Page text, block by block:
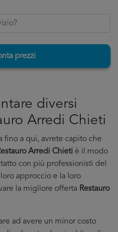
prezzi
diversi
Arredi Chieti
fino a qui, avrete capito che
Arredi Chieti è il modo
con più professionisti del
approccio e la loro
la migliore offerta Restauro
ad avere un minor costo